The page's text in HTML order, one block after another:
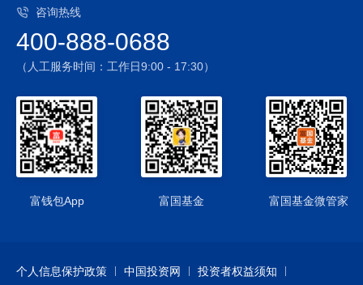
咨询热线
400-888-0688
（人工服务时间：工作日9:00 - 17:30）
富钱包App 富国基金 富国基金微管家
个人信息保护政策 中国投资网 投资者权益须知